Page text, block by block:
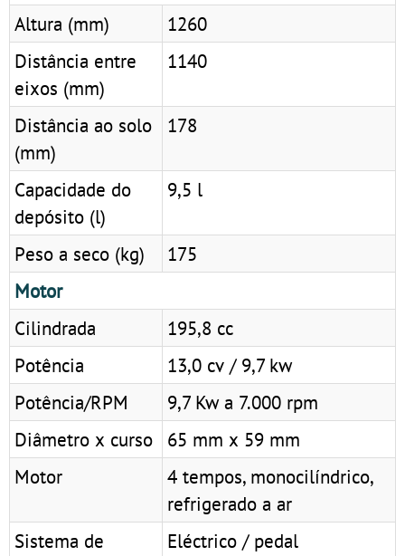
Altura (mm)
1260
Distância entre
eixos (mm)
1140
Distância ao solo
(mm)
178
Capacidade do
depósito (l)
9,5 l
Peso a seco (kg)
175
Motor
Cilindrada
195,8 cc
Potência
13,0 cv / 9,7 kw
Potência/RPM
9,7 Kw a 7.000 rpm
Diâmetro x curso
65 mm x 59 mm
Motor
4 tempos, monocilíndrico,
refrigerado a ar
Sistema de
Eléctrico / pedal